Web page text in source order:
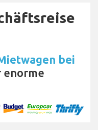
bei
enorme